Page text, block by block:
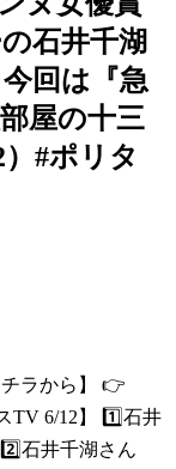
石井千湖
回は『急
屋の十三
#ポリタ
ラから】 👉
TV 6/12】 1️⃣石井
石井千湖さん